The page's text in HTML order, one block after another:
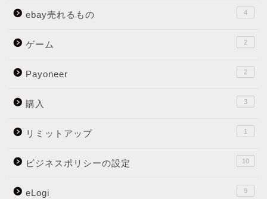
ebay売れるもの 4
ゲーム 2
Payoneer 2
購入 3
リミットアップ 1
ビジネスポリシーの設定 10
eLogi 9